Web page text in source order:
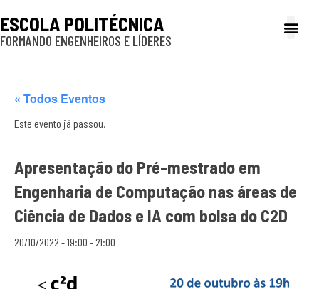
ESCOLA POLITÉCNICA
FORMANDO ENGENHEIROS E LÍDERES
« Todos Eventos
Este evento já passou.
Apresentação do Pré-mestrado em
Engenharia de Computação nas áreas de
Ciência de Dados e IA com bolsa do C2D
20/10/2022 - 19:00 - 21:00